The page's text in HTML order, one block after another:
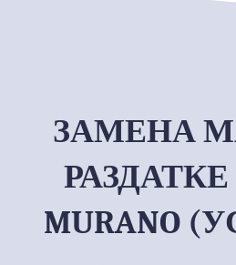
ЗАМЕНА
РАЗДАТКЕ
MURANO